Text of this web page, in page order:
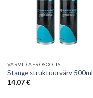
VÄRVID AEROSOOLIS
Stange struktuurvärv 500ml
14,07€